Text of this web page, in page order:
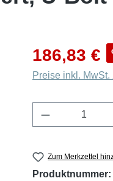
Verkaufspreis:
186,83 €
Preise inkl.
Produkt
Zum Merkzettel
Produktnummer: